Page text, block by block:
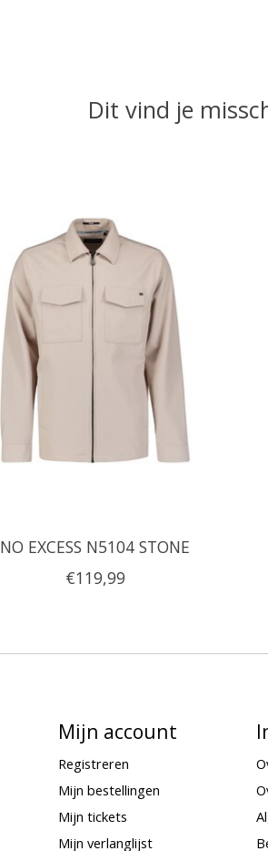
Dit vind je
NO EXCESS N5104 STONE
€119,99
Mijn account
Registreren
Mijn bestellingen
Mijn tickets
Mijn verlanglijst